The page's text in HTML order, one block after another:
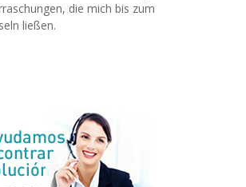
die mich bis zum
ließen.